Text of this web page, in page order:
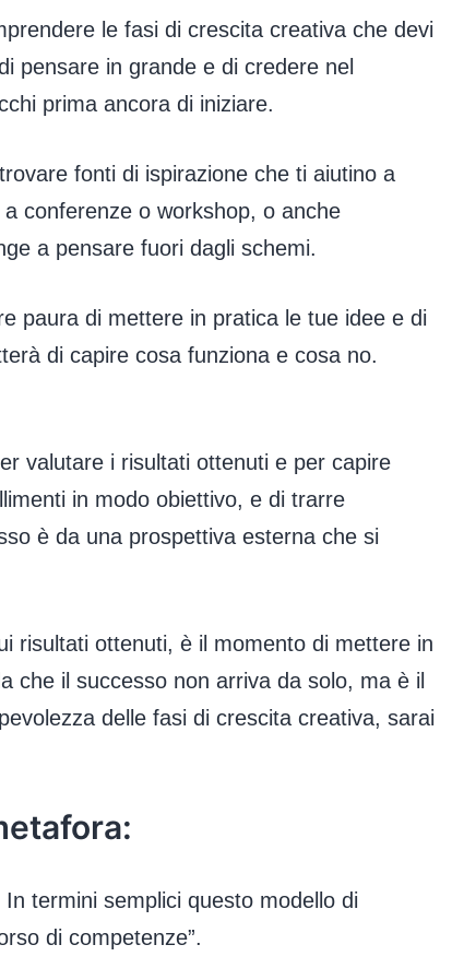
le fasi di crescita creativa che devi
pensare in grande e di credere nel
prima ancora di iniziare.
fonti di ispirazione che ti aiutino a
conferenze o workshop, o anche
a pensare fuori dagli schemi.
paura di mettere in pratica le tue idee e di
di capire cosa funziona e cosa no.
valutare i risultati ottenuti e per capire
in modo obiettivo, e di trarre
è da una prospettiva esterna che si
risultati ottenuti, è il momento di mettere in
che il successo non arriva da solo, ma è il
delle fasi di crescita creativa, sarai
termini semplici questo modello di
di competenze”.